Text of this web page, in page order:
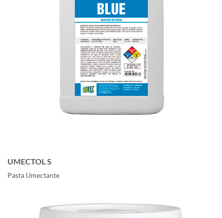
UMECTOL S
Pasta Umectante